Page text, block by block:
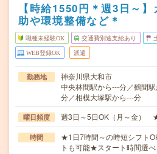
【時給1550円＊週3日～
助や環境整備など＊
職種未経験OK 交通費別途支給あり
WEB登録OK 派遣
勤務地
神奈川県大和市
中央林間駅から---分／鶴間
分／相模大塚駅から---分
曜日頻度 週3日～5日OK（月～金）
時間
★1日7時間～の時短シフト
トも可能★スタート時間選